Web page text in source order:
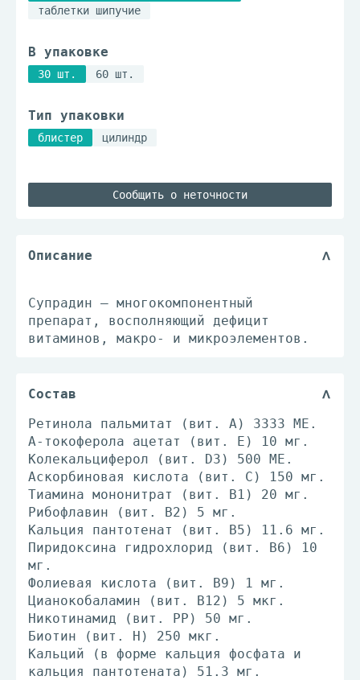
таблетки шипучие
В упаковке
30 шт. 60 шт.
Тип упаковки
блистер цилиндр
Сообщить о неточности
Описание
Супрадин – многокомпонентный
препарат, восполняющий дефицит
витаминов, макро- и микроэлементов.
Состав
Ретинола пальмитат (вит. А) 3333 МЕ.
Α-токоферола ацетат (вит. Е) 10 мг.
Колекальциферол (вит. D3) 500 МЕ.
Аскорбиновая кислота (вит. С) 150 мг.
Тиамина мононитрат (вит. B1) 20 мг.
Рибофлавин (вит. B2) 5 мг.
Кальция пантотенат (вит. B5) 11.6 мг.
Пиридоксина гидрохлорид (вит. B6) 10
мг.
Фолиевая кислота (вит. B9) 1 мг.
Цианокобаламин (вит. B12) 5 мкг.
Никотинамид (вит. PP) 50 мг.
Биотин (вит. Н) 250 мкг.
Кальций (в форме кальция фосфата и
кальция пантотената) 51.3 мг.